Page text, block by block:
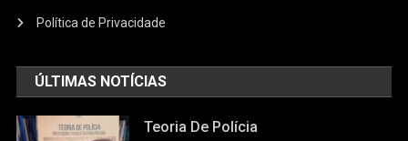
Política de Privacidade
ÚLTIMAS NOTÍCIAS
Teoria De Polícia